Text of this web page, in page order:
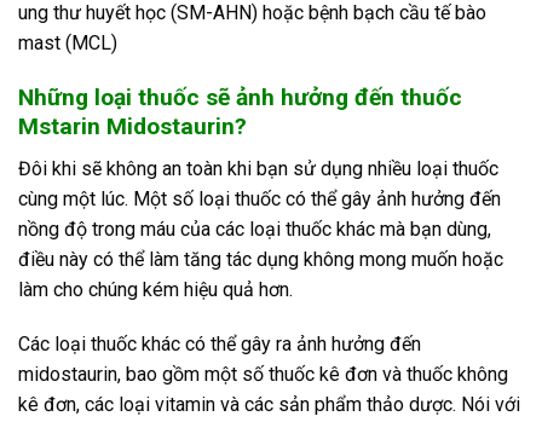
ung thư huyết học (SM-AHN) hoặc bệnh bạch cầu tế bào
mast (MCL)
Những loại thuốc sẽ ảnh hưởng đến thuốc
Mstarin Midostaurin?
Đôi khi sẽ không an toàn khi bạn sử dụng nhiều loại thuốc
cùng một lúc. Một số loại thuốc có thể gây ảnh hưởng đến
nồng độ trong máu của các loại thuốc khác mà bạn dùng,
điều này có thể làm tăng tác dụng không mong muốn hoặc
làm cho chúng kém hiệu quả hơn.
Các loại thuốc khác có thể gây ra ảnh hưởng đến
midostaurin, bao gồm một số thuốc kê đơn và thuốc không
kê đơn, các loại vitamin và các sản phẩm thảo dược. Nói với